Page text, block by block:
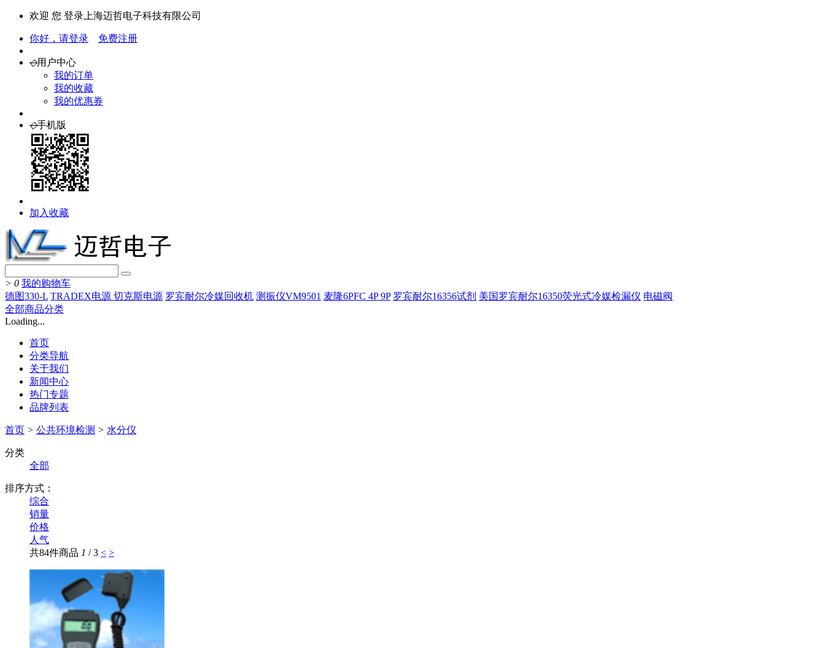
欢迎 您 登录上海迈哲电子科技有限公司
你好，请登录 免费注册
◇用户中心
我的订单
我的收藏
我的优惠券
◇手机版
加入收藏
> 0 我的购物车
德图330-L TRADEX电源 切克斯电源 罗宾耐尔冷媒回收机 测振仪VM9501 麦隆6PFC 4P 9P 罗宾耐尔16356试剂 美国罗宾耐尔16350荧光式冷媒检漏仪 电磁阀
全部商品分类
Loading...
首页
分类导航
关于我们
新闻中心
热门专题
品牌列表
首页 > 公共环境检测 > 水分仪
分类
全部
排序方式：
综合
销量
价格
人气
共84件商品 1 / 3 < >